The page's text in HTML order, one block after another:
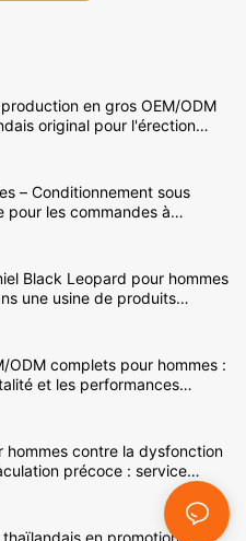
en gros OEM/ODM
original pour l'érection
– Conditionnement sous
pour les commandes à
Black Leopard pour hommes
une usine de produits
ODM complets pour hommes :
et les performances
hommes contre la dysfonction
précoce : service
thaïlandais en promotion pour